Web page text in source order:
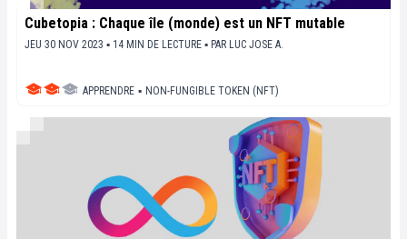
Cubetopia : Chaque île (monde) est un NFT mutable
JEU 30 NOV 2023 ▪ 14 MIN DE LECTURE ▪ PAR LUC JOSE A.
APPRENDRE ▪ NON-FUNGIBLE TOKEN (NFT)